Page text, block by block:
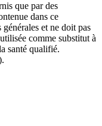
que par des
dans ce
et ne doit pas
comme substitut à
santé qualifié.